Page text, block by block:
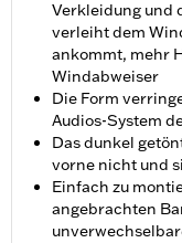
Verkleidung und
verleiht dem
ankommt, mehr
Windabweiser
Die Form
Audios-System
Das dunkel
vorne nicht und
Einfach zu
angebrachten